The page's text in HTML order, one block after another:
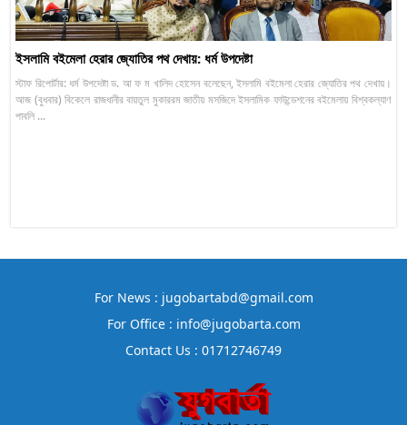
ইসলামি বইমেলা হেরার জ্যোতির পথ দেখায়: ধর্ম উপদেষ্টা
স্টাফ রিপোর্টার: ধর্ম উপদেষ্টা ড. আ ফ ম খালিদ হোসেন বলেছেন, ইসলামি বইমেলা হেরার জ্যোতির পথ দেখায়।
আজ (বুধবার) বিকেলে রাজধানীর বায়তুল মুকাররম জাতীয় মসজিদে ইসলামিক ফাউন্ডেশনের বইমেলায় বিশ্বকল্যাণ
পাবলি ...
For News : jugobartabd@gmail.com
For Office : info@jugobarta.com
Contact Us : 01712746749